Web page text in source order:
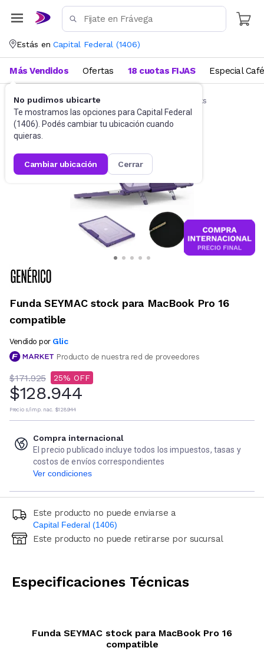
Estás en Capital Federal (1406)
No pudimos ubicarte
Te mostramos las opciones para Capital Federal
(1406). Podés cambiar tu ubicación cuando
quieras.
cambiar ubicación cerrar
Más Vendidos Ofertas 18 cuotas FIJAS Especial Café
Accesorios de Informática Funda Notebooks
Funda SEYMAC stock para MacBook Pro 16
compatible
Vendido por Glic
Producto de nuestra red de proveedores
$171.925 25
$128.944
Precio s/imp. nac. $128.944
Compra internacional
El precio publicado incluye todos los impuestos, tasas y
costos de envíos correspondientes
Ver condiciones
Este producto no puede enviarse a
Capital Federal (1406)
Ingresá código postal (sólo números)
Este producto no puede retirarse por sucursal
Especificaciones Técnicas
Funda SEYMAC stock para MacBook Pro 16
compatible